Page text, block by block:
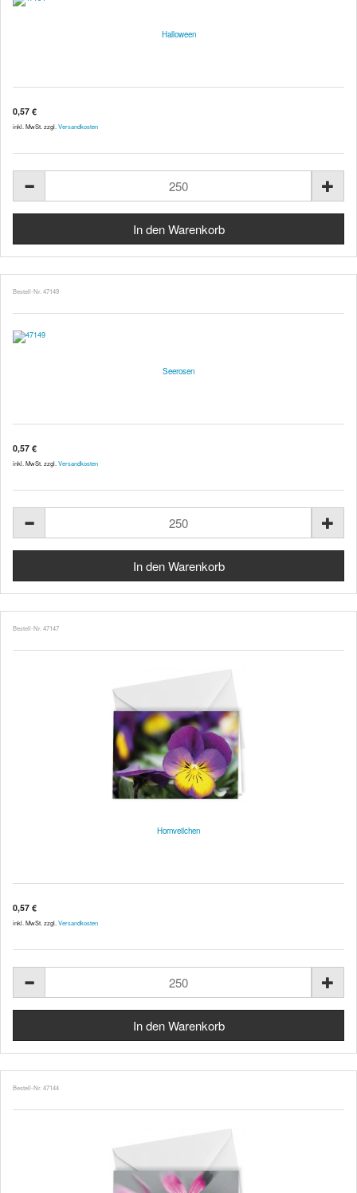
Halloween
0,57 €
inkl. MwSt. zzgl. Versandkosten
Bestell-Nr. 47149
Seerosen
0,57 €
inkl. MwSt. zzgl. Versandkosten
Bestell-Nr. 47147
Hornveilchen
0,57 €
inkl. MwSt. zzgl. Versandkosten
Bestell-Nr. 47144